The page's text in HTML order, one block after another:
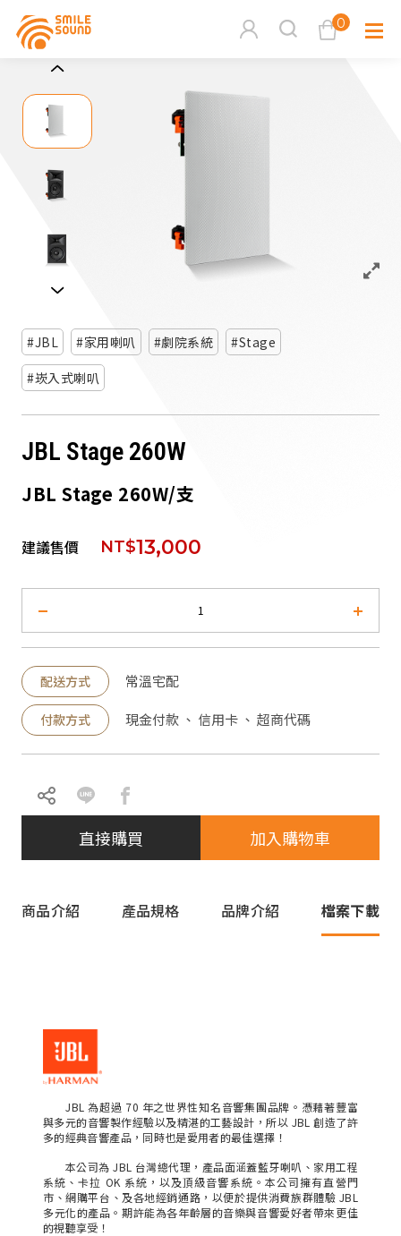
0
查看購物車
商品分類查詢
請選擇商品分類
派對喇
JBL 家用喇叭 劇院系統
Stage
崁入式喇叭
JBL Stage 260W
JBL Stage 260W/支
建議售價 NT$13,000
配送方式 常溫宅配
付款方式 現金付款 、 信用卡 、 超商代碼
直接購買 加入購物車
商品介紹 產品規格 品牌介紹 檔案下載
JBL 為超過 70 年之世界性知名音響集團品牌。憑藉著豐富
與多元的音響製作經驗以及精湛的工藝設計，所以 JBL 創造了許
多的經典音響產品，同時也是愛用者的最佳選擇！
本公司為 JBL 台灣總代理，產品面涵蓋藍牙喇叭、家用工程
系統、卡拉 OK 系統，以及頂級音響系統。本公司擁有直營門
市、網購平台、及各地經銷通路，以便於提供消費族群體驗 JBL
多元化的產品。期許能為各年齡層的音樂與音響愛好者帶來更佳
的視聽享受！